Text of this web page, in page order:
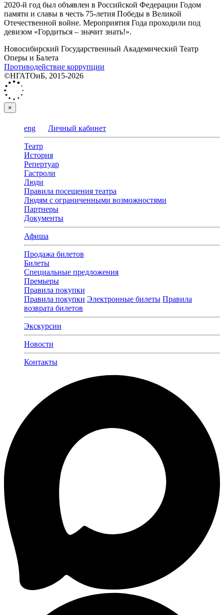
2020-й год был объявлен в Российской Федерации Годом
памяти и славы в честь 75-летия Победы в Великой
Отечественной войне. Мероприятия Года проходили под
девизом «Гордиться – значит знать!».
Новосибирский Государственный Академический Театр
Оперы и Балета
Противодействие коррупции
©НГАТОиБ, 2015-2026
×
eng Личный кабинет
Театр
История
Репертуар
Гастроли
Люди
Правила посещения театра
Людям с ограниченными возможностями
Партнеры
Документы
Афиша
Продажа билетов
Билеты
Специальные предложения
Премьеры
Правила покупки
Правила покупки Электронные билеты Правила
возврата билетов
Экскурсии
Новости
Контакты